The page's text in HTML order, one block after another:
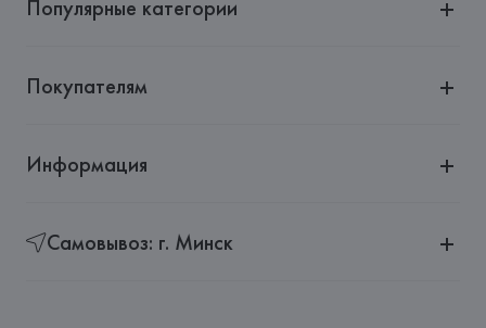
Популярные категории
Покупателям
Информация
Самовывоз: г. Минск